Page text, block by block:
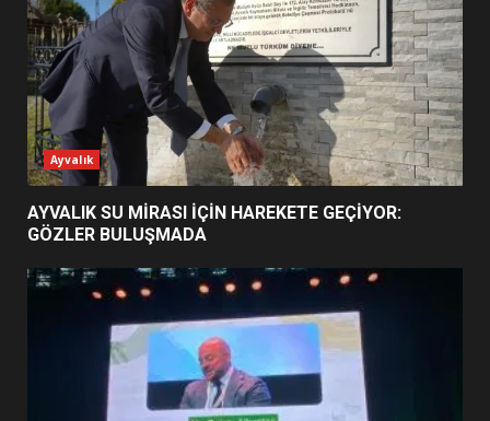
1
AYVALIK SU MİRASI İÇİN
HAREKETE GEÇİYOR: GÖZLER
BULUŞMADA
2
ESA 2026’DA TÜRK BAHARATI
NEYİ TEMSİL ETTİ?
EİB’DE KRİTİK ATAMA:
SÜRDÜRÜLEBİLİRLİKTE NE
DEĞİŞECEK?
Ayvalık
AYVALIK SU MİRASI İÇİN HAREKETE GEÇİYOR:
GÖZLER BULUŞMADA